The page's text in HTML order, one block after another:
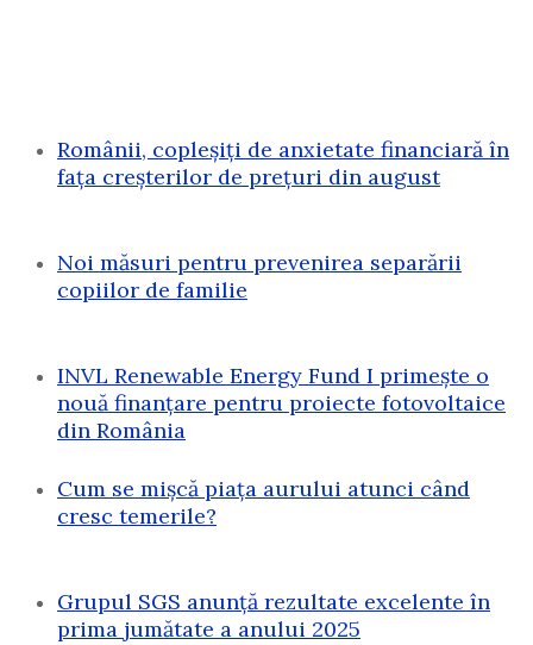
Românii, copleșiți de anxietate financiară în
fața creșterilor de prețuri din august
Noi măsuri pentru prevenirea separării
copiilor de familie
INVL Renewable Energy Fund I primește o
nouă finanțare pentru proiecte fotovoltaice
din România
Cum se mișcă piața aurului atunci când
cresc temerile?
Grupul SGS anunță rezultate excelente în
prima jumătate a anului 2025